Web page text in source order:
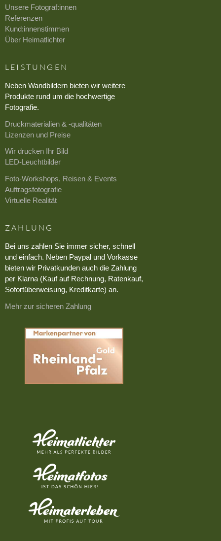
Unsere Fotograf:innen
Referenzen
Kund:innenstimmen
Über Heimatlichter
LEISTUNGEN
Neben Wandbildern bieten wir weitere
Produkte rund um die hochwertige
Fotografie.
Druckmaterialien & -qualitäten
Lizenzen und Preise
Wir drucken Ihr Bild
LED-Leuchtbilder
Foto-Workshops, Reisen & Events
Auftragsfotografie
Virtuelle Realität
ZAHLUNG
Bei uns zahlen Sie immer sicher, schnell
und einfach. Neben Paypal und Vorkasse
bieten wir Privatkunden auch die Zahlung
per Klarna (Kauf auf Rechnung, Ratenkauf,
Sofortüberweisung, Kreditkarte) an.
Mehr zur sicheren Zahlung